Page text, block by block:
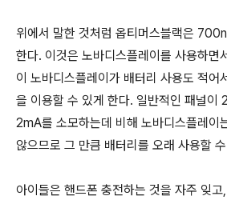
위에서 말한 것처럼 옵티머스블랙은
한다. 이것은 노바디스플레이를 사용하면
이 노바디스플레이가 배터리 사용도 적어
을 이용할 수 있게 한다. 일반적인 패널이
2mA를 소모하는데 비해 노바디스플레이
않으므로 그 만큼 배터리를 오래 사용할
아이들은 핸드폰 충전하는 것을 자주 잊